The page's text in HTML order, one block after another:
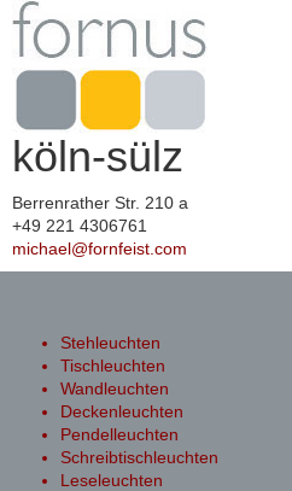
köln-sülz
Berrenrather Str. 210 a
+49 221 4306761
michael@fornfeist.com
Stehleuchten
Tischleuchten
Wandleuchten
Deckenleuchten
Pendelleuchten
Schreibtischleuchten
Leseleuchten